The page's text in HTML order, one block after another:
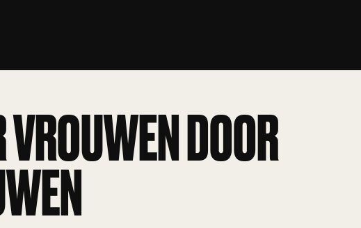
VROUWEN DOOR